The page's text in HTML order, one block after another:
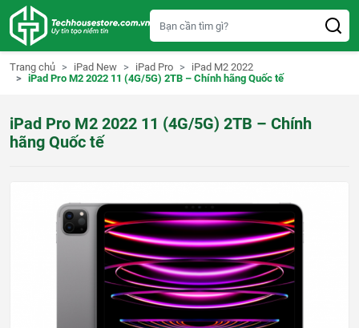
Trang chủ iPad New iPad Pro
iPad M2 2022
iPad Pro M2 2022 11 (4G/5G) 2TB – Chính hãng Quốc tế
iPad Pro M2 2022 11 (4G/5G) 2TB – Chính
hãng Quốc tế